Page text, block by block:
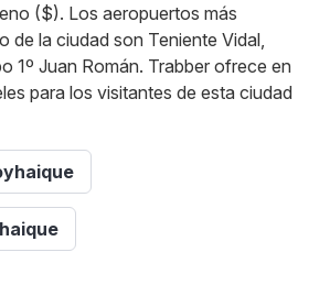
($). Los aeropuertos más
de la ciudad son Teniente Vidal,
1º Juan Román. Trabber ofrece en
para los visitantes de esta ciudad